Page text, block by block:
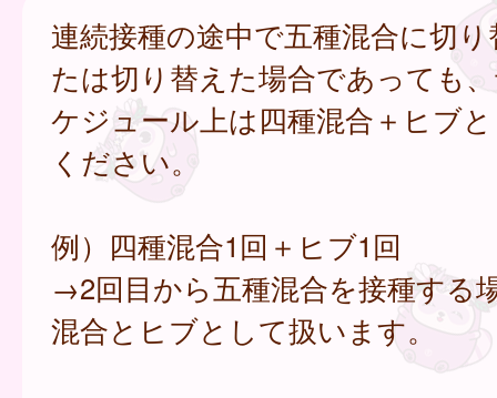
連続接種の途中で五種混合に切
たは切り替えた場合であっても
ケジュール上は四種混合＋ヒブ
ください。
例）四種混合1回＋ヒブ1回
→2回目から五種混合を接種する
混合とヒブとして扱います。